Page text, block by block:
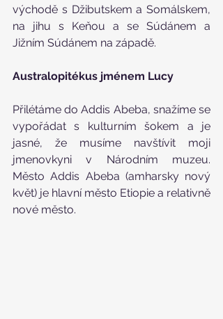
východě s Džibutskem a Somálskem,
na jihu s Keňou a se Súdánem a
Jižním Súdánem na západě.
Australopitékus jménem Lucy
Přilétáme do Addis Abeba, snažíme se
vypořádat s kulturním šokem a je
jasné, že musíme navštívit moji
jmenovkyni v Národním muzeu.
Město Addis Abeba (amharsky nový
květ) je hlavní město Etiopie a relativně
nové město.